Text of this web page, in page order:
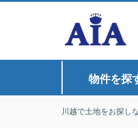
物件を探
川越で土地をお探し